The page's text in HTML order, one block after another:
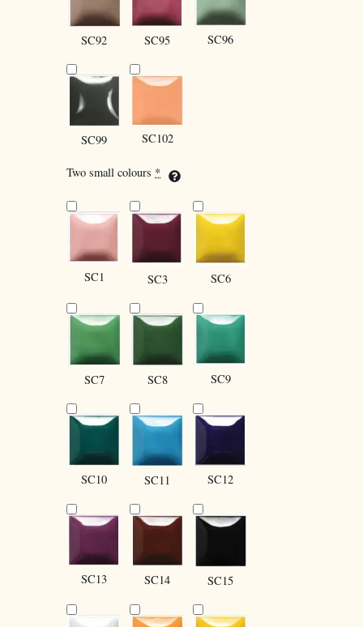
SC92 SC95 SC96
SC99 SC102
Two small colours *
SC1 SC3 SC6
SC7 SC8 SC9
SC10 SC11 SC12
SC13 SC14 SC15